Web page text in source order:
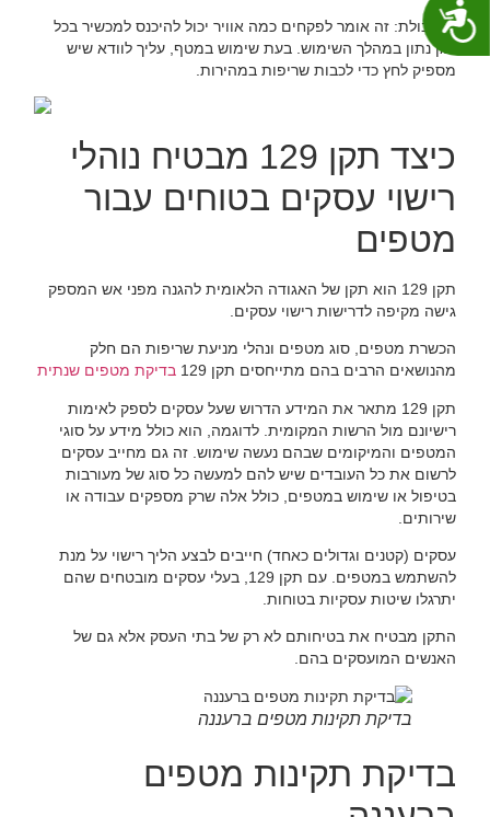
נגישות
– קיבולת: זה אומר לפקחים כמה אוויר יכול להיכנס למכשיר בכל
זמן נתון במהלך השימוש. בעת שימוש במטף, עליך לוודא שיש
מספיק לחץ כדי לכבות שריפות במהירות.
כיצד תקן 129 מבטיח נוהלי
רישוי עסקים בטוחים עבור
מטפים
תקן 129 הוא תקן של האגודה הלאומית להגנה מפני אש המספק
גישה מקיפה לדרישות רישוי עסקים.
הכשרת מטפים, סוג מטפים ונהלי מניעת שריפות הם חלק
מהנושאים הרבים בהם מתייחסים תקן 129
בדיקת מטפים שנתית
תקן 129 מתאר את המידע הדרוש שעל עסקים לספק לאימות
רישיונם מול הרשות המקומית. לדוגמה, הוא כולל מידע על סוגי
המטפים והמיקומים שבהם נעשה שימוש. זה גם מחייב עסקים
לרשום את כל העובדים שיש להם למעשה כל סוג של מעורבות
בטיפול או שימוש במטפים, כולל אלה שרק מספקים עבודה או
שירותים.
עסקים (קטנים וגדולים כאחד) חייבים לבצע הליך רישוי על מנת
להשתמש במטפים. עם תקן 129, בעלי עסקים מובטחים שהם
יתרגלו שיטות עסקיות בטוחות.
התקן מבטיח את בטיחותם לא רק של בתי העסק אלא גם של
האנשים המועסקים בהם.
בדיקת תקינות מטפים ברעננה
בדיקת תקינות מטפים